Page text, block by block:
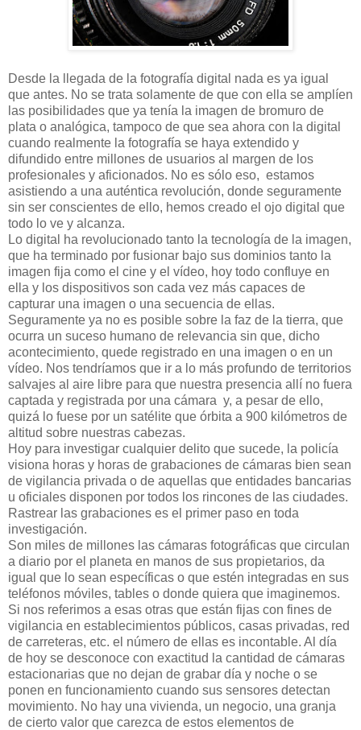
Desde la llegada de la fotografía digital nada es ya igual
que antes. No se trata solamente de que con ella se amplíen
las posibilidades que ya tenía la imagen de bromuro de
plata o analógica, tampoco de que sea ahora con la digital
cuando realmente la fotografía se haya extendido y
difundido entre millones de usuarios al margen de los
profesionales y aficionados. No es sólo eso, estamos
asistiendo a una auténtica revolución, donde seguramente
sin ser conscientes de ello, hemos creado el ojo digital que
todo lo ve y alcanza.
Lo digital ha revolucionado tanto la tecnología de la imagen,
que ha terminado por fusionar bajo sus dominios tanto la
imagen fija como el cine y el vídeo, hoy todo confluye en
ella y los dispositivos son cada vez más capaces de
capturar una imagen o una secuencia de ellas.
Seguramente ya no es posible sobre la faz de la tierra, que
ocurra un suceso humano de relevancia sin que, dicho
acontecimiento, quede registrado en una imagen o en un
vídeo. Nos tendríamos que ir a lo más profundo de territorios
salvajes al aire libre para que nuestra presencia allí no fuera
captada y registrada por una cámara y, a pesar de ello,
quizá lo fuese por un satélite que órbita a 900 kilómetros de
altitud sobre nuestras cabezas.
Hoy para investigar cualquier delito que sucede, la policía
visiona horas y horas de grabaciones de cámaras bien sean
de vigilancia privada o de aquellas que entidades bancarias
u oficiales disponen por todos los rincones de las ciudades.
Rastrear las grabaciones es el primer paso en toda
investigación.
Son miles de millones las cámaras fotográficas que circulan
a diario por el planeta en manos de sus propietarios, da
igual que lo sean específicas o que estén integradas en sus
teléfonos móviles, tables o donde quiera que imaginemos.
Si nos referimos a esas otras que están fijas con fines de
vigilancia en establecimientos públicos, casas privadas, red
de carreteras, etc. el número de ellas es incontable. Al día
de hoy se desconoce con exactitud la cantidad de cámaras
estacionarias que no dejan de grabar día y noche o se
ponen en funcionamiento cuando sus sensores detectan
movimiento. No hay una vivienda, un negocio, una granja
de cierto valor que carezca de estos elementos de